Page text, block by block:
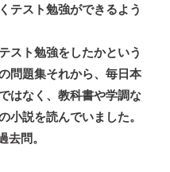
テスト勉強ができるよう
スト勉強をしたかという
問題集それから、毎日本
はなく、教科書や学調な
小説を読んでいました。
問。